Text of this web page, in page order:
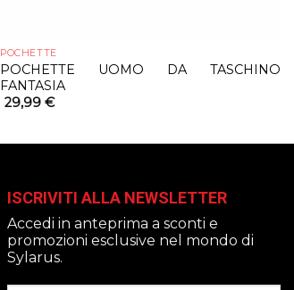
POCHETTE
POCHETTE UOMO DA TASCHINO
FANTASIA
29,99 €
ISCRIVITI ALLA NEWSLETTER
Accedi in anteprima a sconti e
promozioni esclusive nel mondo di
Sylarus.